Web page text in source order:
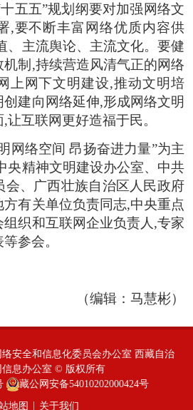
五五”规划纲要对加强网络文
,要不断丰富网络优质内容供
、主流舆论、主流文化。要健
制,持续营造风清气正的网络
上网下文明建设,推动文明培
建向网络延伸,形成网络文明
互联网更好造福于民。
网络空间 昂扬奋进力量”为主
央精神文明建设办公室、中共
会、广西壮族自治区人民政府
有关单位负责同志,中央重点
织和互联网企业负责人,专家
参会。
（编辑：马慧彬）
安全和信息化委员会办公室 西藏自治
信息办公室 © 版权所有
藏公网安备54010202000424号
地图 关于我们